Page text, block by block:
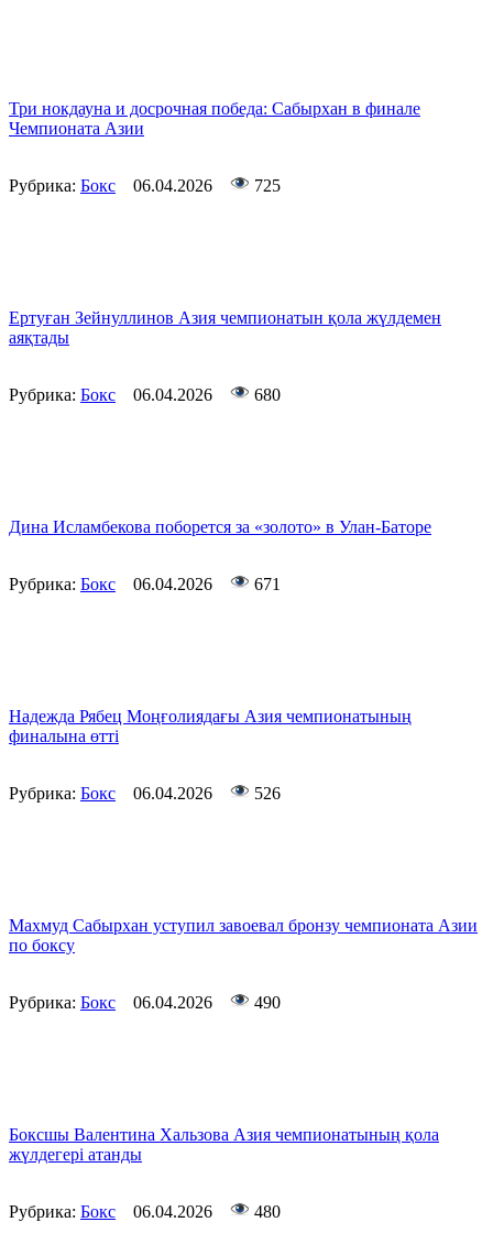
Три нокдауна и досрочная победа: Сабырхан в финале
Чемпионата Азии
Рубрика: Бокс 06.04.2026 725
Ертуған Зейнуллинов Азия чемпионатын қола жүлдемен
аяқтады
Рубрика: Бокс 06.04.2026 680
Дина Исламбекова поборется за «золото» в Улан-Баторе
Рубрика: Бокс 06.04.2026 671
Надежда Рябец Моңғолиядағы Азия чемпионатының
финалына өтті
Рубрика: Бокс 06.04.2026 526
Махмуд Сабырхан уступил завоевал бронзу чемпионата Азии
по боксу
Рубрика: Бокс 06.04.2026 490
Боксшы Валентина Хальзова Азия чемпионатының қола
жүлдегері атанды
Рубрика: Бокс 06.04.2026 480